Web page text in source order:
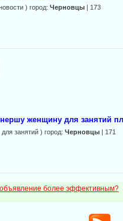
) город: Черновцы| 173
женщину для занятий
занятий ) город: Черновцы| 171
объявление более эффективным?